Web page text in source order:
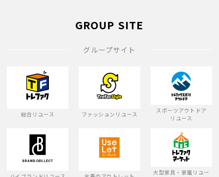
GROUP SITE
グループサイト
総合リユース ファッションリユース
スポーツアウトドア
リユース
大型家具・家電リユー